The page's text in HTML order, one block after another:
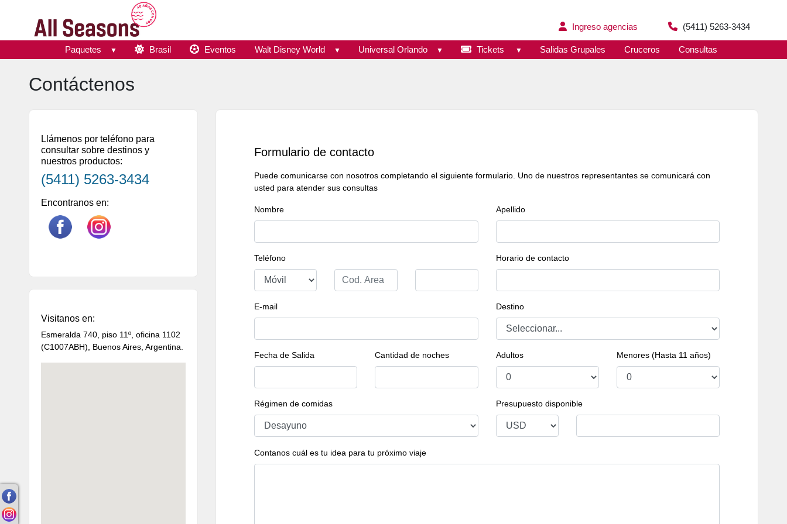
Ingreso agencias (5411) 5263-3434
Paquetes Brasil Eventos Walt Disney World Universal Orlando Tickets Salidas Grupales Cruceros Consultas
Contáctenos
Llámenos por teléfono para
consultar sobre destinos y
nuestros productos:
(5411) 5263-3434
Encontranos en:
Visitanos en:
Esmeralda 740, piso 11º, oficina 1102
(C1007ABH), Buenos Aires, Argentina.
Formulario de contacto
Puede comunicarse con nosotros completando el siguiente formulario. Uno de nuestros representantes se comunicará con
usted para atender sus consultas
Nombre Apellido
Teléfono Horario de contacto
E-mail Destino
Fecha de Salida Cantidad de noches Adultos Menores (Hasta 11 años)
Régimen de comidas Presupuesto disponible
Contanos cuál es tu idea para tu próximo viaje